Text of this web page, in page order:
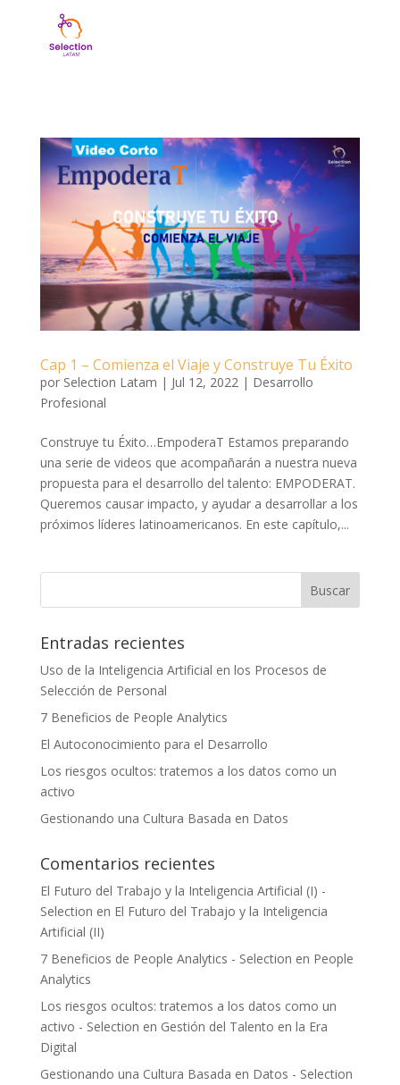
Cap 1 – Comienza el Viaje y Construye Tu Éxito
por Selection Latam | Jul 12, 2022| Desarrollo
Profesional
Construye tu Éxito…EmpoderaT Estamos preparando
una serie de videos que acompañarán a nuestra nueva
propuesta para el desarrollo del talento: EMPODERAT.
Queremos causar impacto, y ayudar a desarrollar a los
próximos líderes latinoamericanos. En este capítulo,...
Entradas recientes
Uso de la Inteligencia Artificial en los Procesos de
Selección de Personal
7 Beneficios de People Analytics
El Autoconocimiento para el Desarrollo
Los riesgos ocultos: tratemos a los datos como un
activo
Gestionando una Cultura Basada en Datos
Comentarios recientes
El Futuro del Trabajo y la Inteligencia Artificial (I) -
Selection en El Futuro del Trabajo y la Inteligencia
Artificial (II)
7 Beneficios de People Analytics - Selection en People
Analytics
Los riesgos ocultos: tratemos a los datos como un
activo - Selection en Gestión del Talento en la Era
Digital
Gestionando una Cultura Basada en Datos - Selection